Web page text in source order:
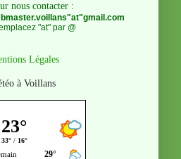
nous contacter :
"at" par @
Légales
à Voillans